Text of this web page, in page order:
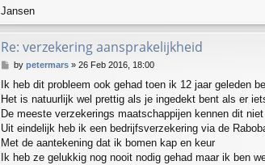
Jansen
Re: verzekering aansprakelijkheid
P
s
t
by petermars» 26 Feb 2016, 18:00
Ik heb dit probleem ook gehad toen ik 12 jaar geleden
Het is natuurlijk wel prettig als je ingedekt bent als er
De meeste verzekerings maatschappijen kennen dit niet
Uit eindelijk heb ik een bedrijfsverzekering via de
Met de aantekening dat ik bomen kap en keur
Ik heb ze gelukkig nog nooit nodig gehad maar ik ben